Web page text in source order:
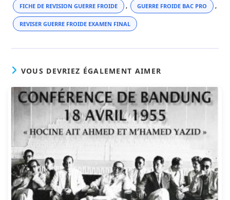
FICHE DE REVISION GUERRE FROIDE , GUERRE FROIDE BAC PRO ,
REVISER GUERRE FROIDE EXAMEN FINAL
VOUS DEVRIEZ ÉGALEMENT AIMER